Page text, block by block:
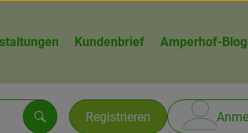
Kundenbrief Amperhof-Blog
Registrieren
Suchen